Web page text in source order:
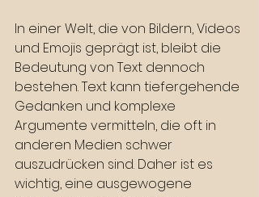
In einer Welt, die von Bildern, Videos
und Emojis geprägt ist, bleibt die
Bedeutung von Text dennoch
bestehen. Text kann tiefergehende
Gedanken und komplexe
Argumente vermitteln, die oft in
anderen Medien schwer
auszudrücken sind. Daher ist es
wichtig, eine ausgewogene